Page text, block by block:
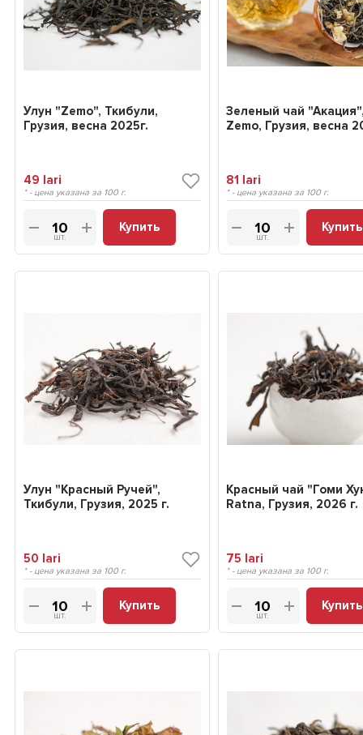
Улун "Zemo", Ткибули,
Грузия, весна 2025г.
49 lari
* - цена указана за 100 г.
шт.
Купить
Зеленый чай
Zemo, Грузия, весна
81 lari
* - цена указана за 100 г.
шт.
Купить
Улун "Красный Ручей",
Ткибули, Грузия, 2025 г.
50 lari
* - цена указана за 100 г.
шт.
Купить
Красный чай "Гоми
Ratna, Грузия, 2026 г.
75 lari
* - цена указана за 100 г.
шт.
Купить